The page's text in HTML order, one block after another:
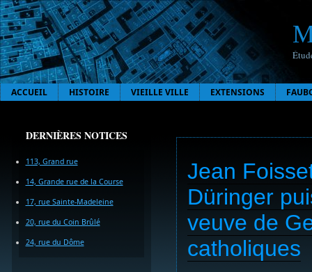
ACCUEIL HISTOIRE VIEILLE VILLE EXTENSIONS
DERNIÈRES NOTICES
113, Grand rue
14, Grande rue de la Course
17, rue Sainte-Madeleine
20, rue du Coin Brûlé
24, rue du Dôme
Jean
Düringer
veuve de
catholiques